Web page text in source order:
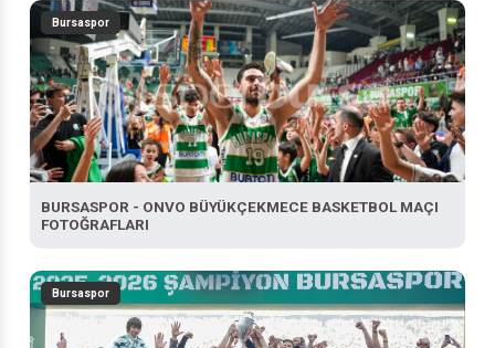
Bursaspor
BURSASPOR - ONVO BÜYÜKÇEKMECE BASKETBOL MAÇI
Bursaspor